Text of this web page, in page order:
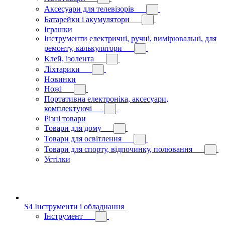
Аксесуари для телевізорів
Батарейки і акумулятори
Іграшки
Інструменти електричні, ручні, вимірювальні, для
ремонту, калькулятори
Клей, ізолента
Ліхтарики
Новинки
Ножі
Портативна електроніка, аксесуари,
комплектуючі
Різні товари
Товари для дому
Товари для освітлення
Товари для спорту, відпочинку, полювання
Устілки
S4 Інструменти і обладнання
Інструмент